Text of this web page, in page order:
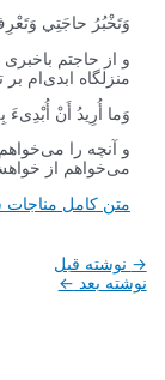
وَتَخْبُرُ حاجَتِي
و از حاجتم
منزلگاه ابدی‌ام
وَما أُرِيدُ أَنْ
و آنچه را
می‌خواهم از
متن کامل مناجات
راهبری
نوشته
→ نوشته قبل
نوشته بعد ←